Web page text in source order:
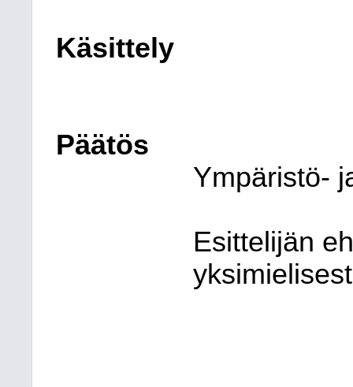
Käsittely
Päätös
Ympäristö-
Esittelijän